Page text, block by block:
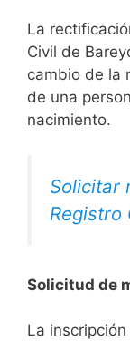
La
Civil de
cambio de la
de una
nacimiento.
Solicitar
Registro
Solicitud de
La